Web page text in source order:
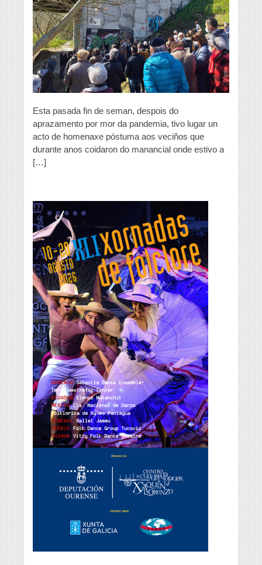
manancial
da
antiga
Casa
de
Baños
Esta pasada fin de seman, despois do
aprazamento por mor da pandemia, tivo lugar un
acto de homenaxe póstuma aos veciños que
durante anos coidaron do manancial onde estivo a
[…]